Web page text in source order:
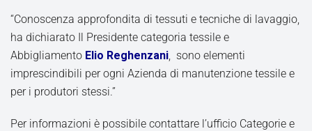
“Conoscenza approfondita di tessuti e tecniche di lavaggio,
ha dichiarato Il Presidente categoria tessile e
Abbigliamento Elio Reghenzani, sono elementi
imprescindibili per ogni Azienda di manutenzione tessile e
per i produtori stessi.”
Per informazioni è possibile contattare l’ufficio Categorie e